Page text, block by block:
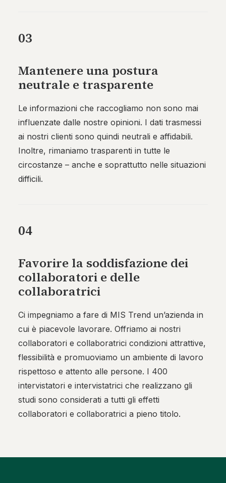
03
Mantenere una postura
neutrale e trasparente
Le informazioni che raccogliamo non sono mai
influenzate dalle nostre opinioni. I dati trasmessi
ai nostri clienti sono quindi neutrali e affidabili.
Inoltre, rimaniamo trasparenti in tutte le
circostanze – anche e soprattutto nelle situazioni
difficili.
04
Favorire la soddisfazione dei
collaboratori e delle
collaboratrici
Ci impegniamo a fare di MIS Trend un’azienda in
cui è piacevole lavorare. Offriamo ai nostri
collaboratori e collaboratrici condizioni attrattive,
flessibilità e promuoviamo un ambiente di lavoro
rispettoso e attento alle persone. I 400
intervistatori e intervistatrici che realizzano gli
studi sono considerati a tutti gli effetti
collaboratori e collaboratrici a pieno titolo.